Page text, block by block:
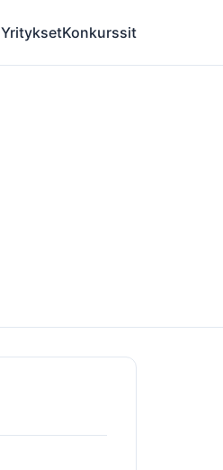
YrityksetKonkurssit